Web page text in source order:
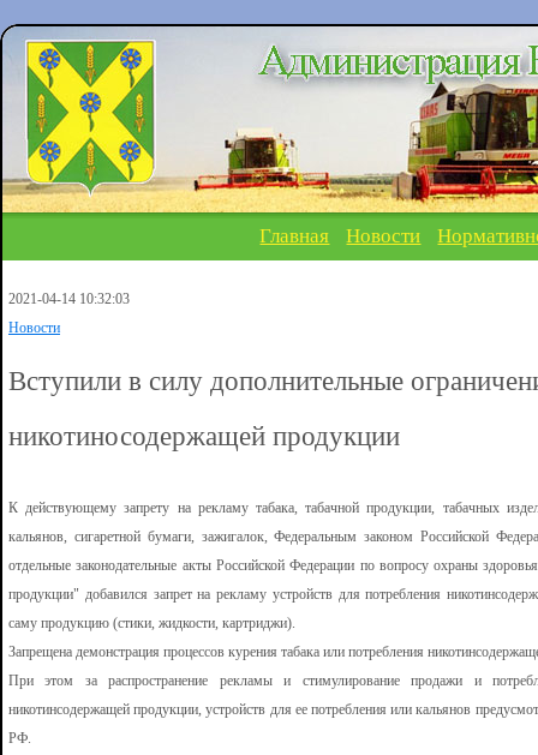
Главная Новости
2021-04-14 10:32:03
Новости
Вступили в силу дополнительные
никотиносодержащей продукции
К действующему запрету на рекламу табака, табачной продукции, табачных
кальянов, сигаретной бумаги, зажигалок, Федеральным законом Российской
отдельные законодательные акты Российской Федерации по вопросу охраны
продукции" добавился запрет на рекламу устройств для потребления
саму продукцию (стики, жидкости, картриджи).
Запрещена демонстрация процессов курения табака или потребления
При этом за распространение рекламы и стимулирование продажи и
никотинсодержащей продукции, устройств для ее потребления или кальянов
РФ.